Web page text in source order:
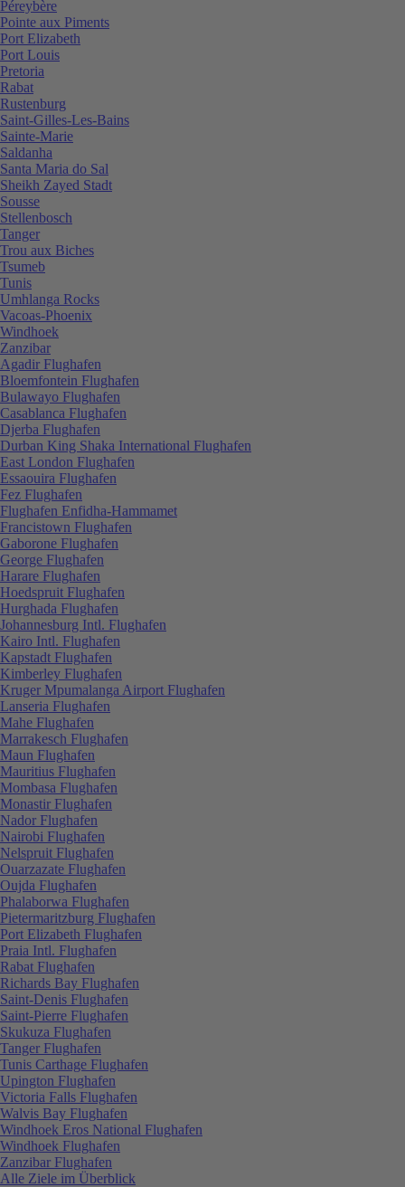
Péreybère
Pointe aux Piments
Port Elizabeth
Port Louis
Pretoria
Rabat
Rustenburg
Saint-Gilles-Les-Bains
Sainte-Marie
Saldanha
Santa Maria do Sal
Sheikh Zayed Stadt
Sousse
Stellenbosch
Tanger
Trou aux Biches
Tsumeb
Tunis
Umhlanga Rocks
Vacoas-Phoenix
Windhoek
Zanzibar
Agadir Flughafen
Bloemfontein Flughafen
Bulawayo Flughafen
Casablanca Flughafen
Djerba Flughafen
Durban King Shaka International Flughafen
East London Flughafen
Essaouira Flughafen
Fez Flughafen
Flughafen Enfidha-Hammamet
Francistown Flughafen
Gaborone Flughafen
George Flughafen
Harare Flughafen
Hoedspruit Flughafen
Hurghada Flughafen
Johannesburg Intl. Flughafen
Kairo Intl. Flughafen
Kapstadt Flughafen
Kimberley Flughafen
Kruger Mpumalanga Airport Flughafen
Lanseria Flughafen
Mahe Flughafen
Marrakesch Flughafen
Maun Flughafen
Mauritius Flughafen
Mombasa Flughafen
Monastir Flughafen
Nador Flughafen
Nairobi Flughafen
Nelspruit Flughafen
Ouarzazate Flughafen
Oujda Flughafen
Phalaborwa Flughafen
Pietermaritzburg Flughafen
Port Elizabeth Flughafen
Praia Intl. Flughafen
Rabat Flughafen
Richards Bay Flughafen
Saint-Denis Flughafen
Saint-Pierre Flughafen
Skukuza Flughafen
Tanger Flughafen
Tunis Carthage Flughafen
Upington Flughafen
Victoria Falls Flughafen
Walvis Bay Flughafen
Windhoek Eros National Flughafen
Windhoek Flughafen
Zanzibar Flughafen
Alle Ziele im Überblick